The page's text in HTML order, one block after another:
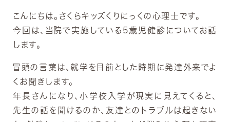
こんにちは。さくらキッズくりにっくの心理士です。
今回は、当院で実施している5歳児健診についてお話
します。
冒頭の言葉は、就学を目前とした時期に発達外来でよ
くお聞きします。
年長さんになり、小学校入学が現実に見えてくると、
先生の話を聞けるのか、友達とのトラブルは起きない